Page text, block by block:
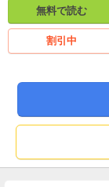
無料で読む
割引中